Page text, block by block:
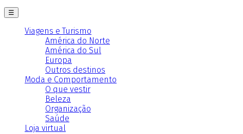
☰
Viagens e Turismo
América do Norte
América do Sul
Europa
Outros destinos
Moda e Comportamento
O que vestir
Beleza
Organização
Saúde
Loja virtual